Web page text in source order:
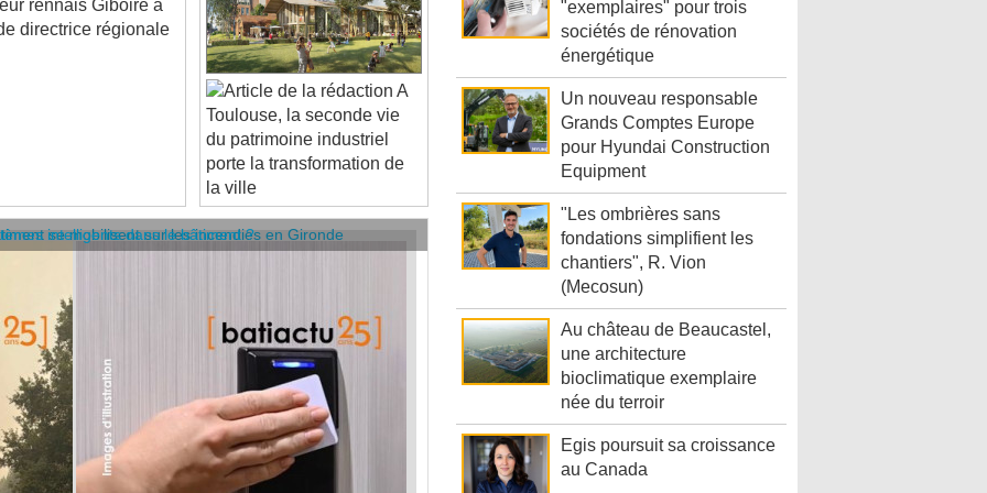
directrice régionale
A
Toulouse, la seconde vie
du patrimoine industriel
porte la transformation de
la ville
se mobilisent sur les incendies en Gironde
intelligents dans le bâtiment ?
"exemplaires" pour trois
sociétés de rénovation
énergétique
Un nouveau responsable
Grands Comptes Europe
pour Hyundai Construction
Equipment
"Les ombrières sans
fondations simplifient les
chantiers", R. Vion
(Mecosun)
Au château de Beaucastel,
une architecture
bioclimatique exemplaire
née du terroir
Egis poursuit sa croissance
au Canada